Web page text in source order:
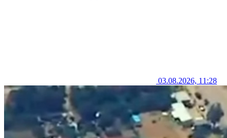
03.08.2026, 11:28